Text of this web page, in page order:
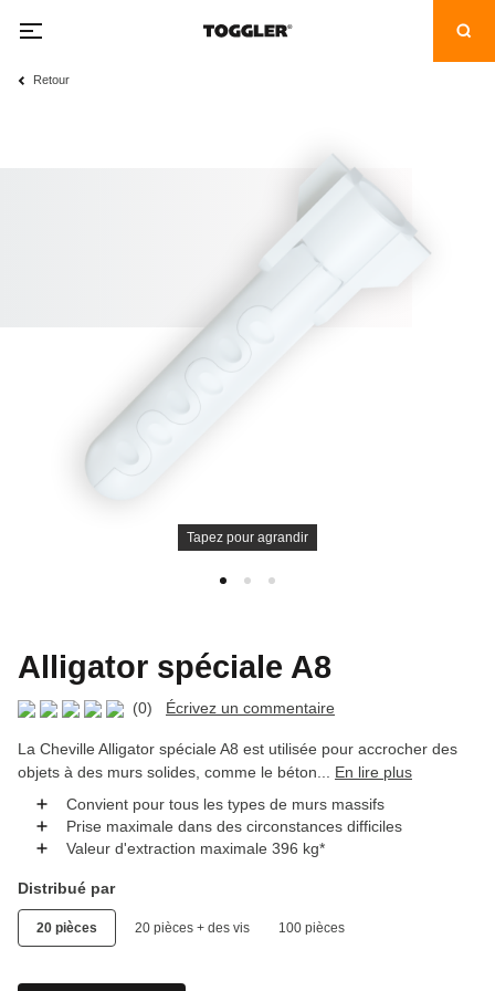
Retour
Tapez pour agrandir
Alligator spéciale A8
(0) Écrivez un commentaire
La Cheville Alligator spéciale A8 est utilisée pour accrocher des
objets à des murs solides, comme le béton... En lire plus
Convient pour tous les types de murs massifs
Prise maximale dans des circonstances difficiles
Valeur d'extraction maximale 396 kg*
Distribué par
20 pièces 20 pièces + des vis 100 pièces